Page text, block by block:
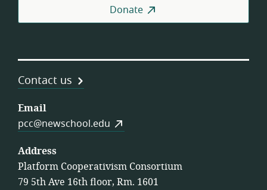
Donate
Contact us
Email
pcc@newschool.edu
Address
Platform Cooperativism Consortium
79 5th Ave 16th floor, Rm. 1601